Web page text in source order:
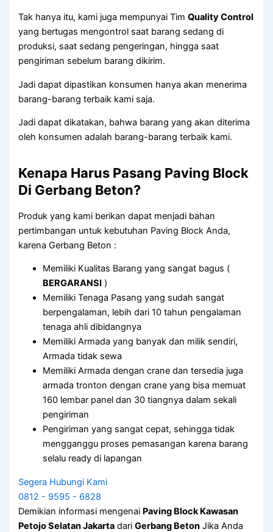
Tak hanya itu, kami juga mempunyai TimQuality Control
yang bertugas mengontrol saat barang sedang di
produksi, saat sedang pengeringan, hingga saat
pengiriman sebelum barang dikirim.
Jadi dapat dipastikan konsumen hanya akan menerima
barang-barang terbaik kami saja.
Jadi dapat dikatakan, bahwa barang yang akan diterima
oleh konsumen adalah barang-barang terbaik kami.
Kenapa Harus Pasang Paving Block
Di Gerbang Beton?
Produk yang kami berikan dapat menjadi bahan
pertimbangan untuk kebutuhan Paving Block Anda,
karena Gerbang Beton :
Memiliki Kualitas Barang yang sangat bagus (
BERGARANSI )
Memiliki Tenaga Pasang yang sudah sangat
berpengalaman, lebih dari 10 tahun pengalaman
tenaga ahli dibidangnya
Memiliki Armada yang banyak dan milik sendiri,
Armada tidak sewa
Memiliki Armada dengan crane dan tersedia juga
armada tronton dengan crane yang bisa memuat
160 lembar panel dan 30 tiangnya dalam sekali
pengiriman
Pengiriman yang sangat cepat, sehingga tidak
mengganggu proses pemasangan karena barang
selalu ready di lapangan
Segera Hubungi Kami
0812 - 9595 - 6828
Demikian informasi mengenai Paving Block Kawasan
Petojo Selatan Jakarta dariGerbang Beton Jika Anda